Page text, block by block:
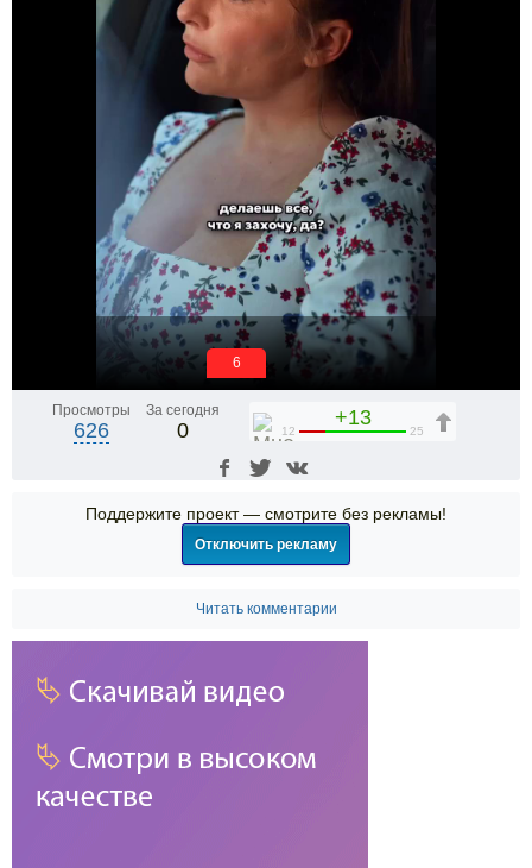
5
Просмотры
626
За сегодня
0
+13
12 25
Поддержите проект — смотрите без рекламы!
Отключить рекламу
Читать комментарии